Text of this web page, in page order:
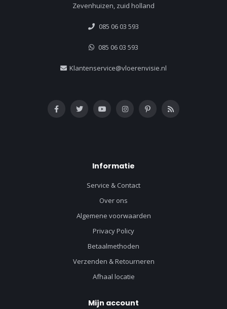
Zevenhuizen, zuid holland
085 06 03 593
085 06 03 593
Klantenservice@vloerenvisie.nl
Informatie
Service & Contact
Over ons
Algemene voorwaarden
Privacy Policy
Betaalmethoden
Verzenden & Retourneren
Afhaal locatie
Mijn account